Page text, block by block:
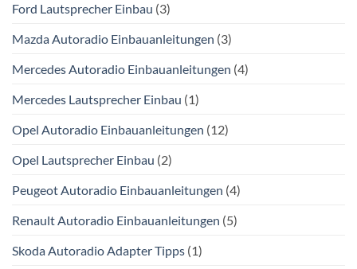
Ford Lautsprecher Einbau (3)
Mazda Autoradio Einbauanleitungen (3)
Mercedes Autoradio Einbauanleitungen (4)
Mercedes Lautsprecher Einbau (1)
Opel Autoradio Einbauanleitungen (12)
Opel Lautsprecher Einbau (2)
Peugeot Autoradio Einbauanleitungen (4)
Renault Autoradio Einbauanleitungen (5)
Skoda Autoradio Adapter Tipps (1)